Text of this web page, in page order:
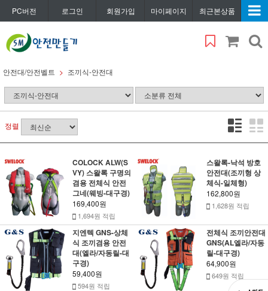
PC버전 로그인 회원가입 마이페이지 최근본상품
안전대/안전벨트 조끼식-안전대
정렬
COLOCK ALW(S
VY) 스왈록 구명의
겸용 전체식 안전
그네(웨빙-대구경)
169,400원
1,694원 적립
스왈록-낙석 방호
안전대(조끼형 상
체식-일체형)
162,800원
1,628원 적립
지엔텍 GNS-상체
식 조끼겸용 안전
대(엘라/자동릴-대
구경)
59,400원
594원 적립
전체식 조끼안전대
GNS(AL엘라/자동
릴-대구경)
64,900원
649원 적립